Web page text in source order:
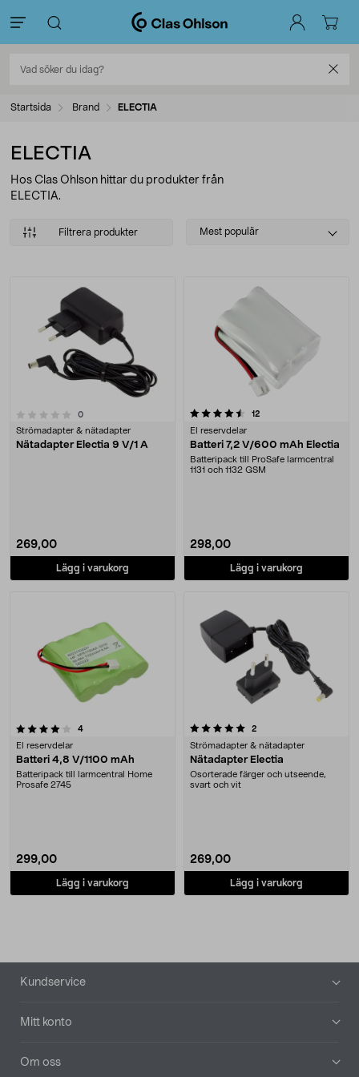
Startsida Brand ELECTIA
ELECTIA
Hos Clas Ohlson hittar du produkter från
ELECTIA.
Filtrera produkter
Select
Mest populär
Produkter
0recensioner
Strömadapter & nätadapter
Nätadapter Electia 9 V/1 A
269,00
Lägg i varukorg
4.5 av 5 stjärnor 12recensioner
El reservdelar
Batteri 7,2 V/600 mAh Electia
Batteripack till ProSafe larmcentral
1131 och 1132 GSM
298,00
Lägg i varukorg
4recensioner
El reservdelar
Batteri 4,8 V/1100 mAh
Batteripack till larmcentral Home
Prosafe 2745
299,00
Lägg i varukorg
5.0 av 5 stjärnor 2recensioner
Strömadapter & nätadapter
Nätadapter Electia
Osorterade färger och utseende,
svart och vit
269,00
Lägg i varukorg
Sidfot
Kundservice
Mitt konto
Om oss